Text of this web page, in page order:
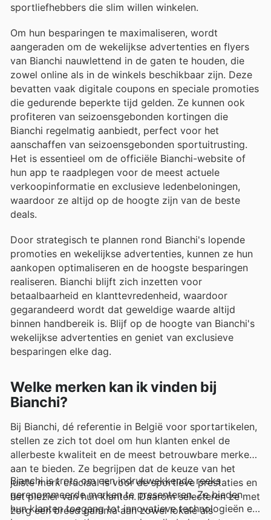
sportliefhebbers die slim willen winkelen.
Om hun besparingen te maximaliseren, wordt
aangeraden om de wekelijkse advertenties en flyers
van Bianchi nauwlettend in de gaten te houden, die
zowel online als in de winkels beschikbaar zijn. Deze
bevatten vaak digitale coupons en speciale promoties
die gedurende beperkte tijd gelden. Ze kunnen ook
profiteren van seizoensgebonden kortingen die
Bianchi regelmatig aanbiedt, perfect voor het
aanschaffen van seizoensgebonden sportuitrusting.
Het is essentieel om de officiële Bianchi-website of
hun app te raadplegen voor de meest actuele
verkoopinformatie en exclusieve ledenbeloningen,
waardoor ze altijd op de hoogte zijn van de beste
deals.
Door strategisch te plannen rond Bianchi's lopende
promoties en wekelijkse advertenties, kunnen ze hun
aankopen optimaliseren en de hoogste besparingen
realiseren. Bianchi blijft zich inzetten voor
betaalbaarheid en klanttevredenheid, waardoor
gegarandeerd wordt dat geweldige waarde altijd
binnen handbereik is. Blijf op de hoogte van Bianchi's
wekelijkse advertenties en geniet van exclusieve
besparingen elke dag.
Welke merken kan ik vinden bij
Bianchi?
Bij Bianchi, dé referentie in België voor sportartikelen,
stellen ze zich tot doel om hun klanten enkel de
allerbeste kwaliteit en de meest betrouwbare merken
aan te bieden. Ze begrijpen dat de keuze van het
juiste merk cruciaal is voor de sportieve prestaties en
het plezier van hun klanten. Daarom selecteren ze met
zorg een breed gamma aan zowel lokale als
Bianchi is trots om een indrukwekkende reeks
gerenommeerde merken te presenteren. Ze bieden
hun klanten toegang tot innovatieve technologieën en